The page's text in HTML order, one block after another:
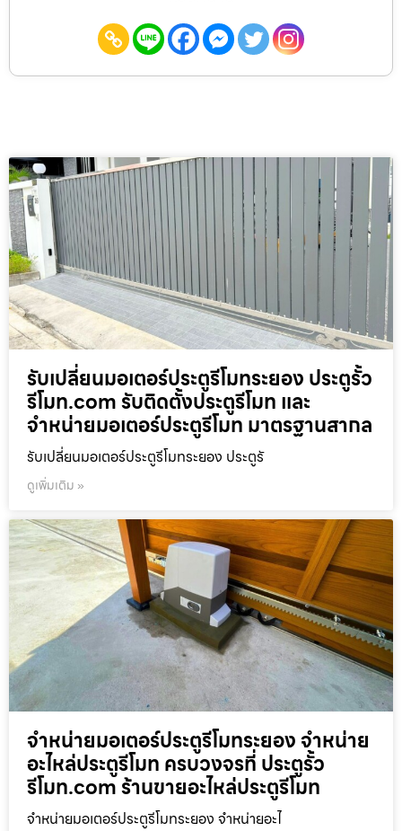
รับเปลี่ยนมอเตอร์ประตูรีโมทระยอง ประตูรั้ว
รีโมท.com รับติดตั้งประตูรีโมท และ
จำหน่ายมอเตอร์ประตูรีโมท มาตรฐานสากล
รับเปลี่ยนมอเตอร์ประตูรีโมทระยอง ประตูรั
ดูเพิ่มเติม »
จำหน่ายมอเตอร์ประตูรีโมทระยอง จำหน่าย
อะไหล่ประตูรีโมท ครบวงจรที่ ประตูรั้ว
รีโมท.com ร้านขายอะไหล่ประตูรีโมท
จำหน่ายมอเตอร์ประตูรีโมทระยอง จำหน่ายอะไ